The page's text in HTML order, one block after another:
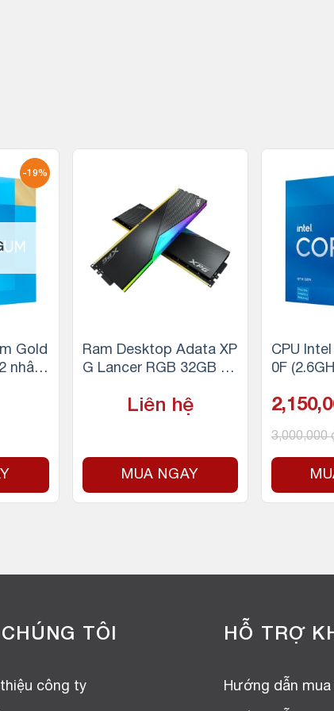
-19%
Gold
nhân
LGA 1
Ram Desktop Adata XP
G Lancer RGB 32GB (2
Liên hệ
MUA NGAY
CPU
0F
g, 12MB
3,000,000
TÔI
công ty
HỖ TRỢ
Hướng dẫn mua